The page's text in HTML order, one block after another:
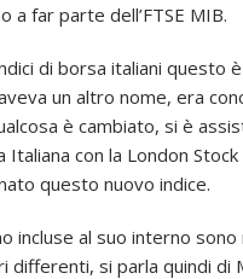
a far parte dell’FTSE MIB.
di borsa italiani questo
un altro nome, era
è cambiato, si è
con la London Stock
questo nuovo indice.
incluse al suo interno sono
differenti, si parla quindi di